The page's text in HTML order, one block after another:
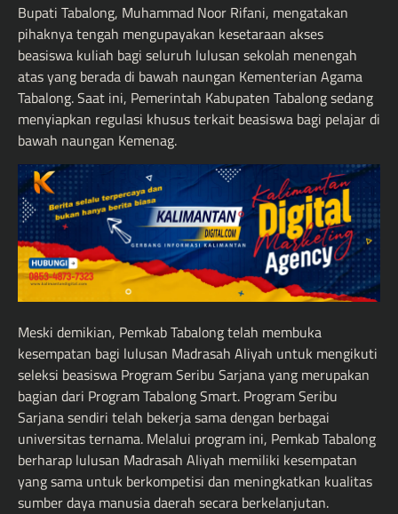
Bupati Tabalong, Muhammad Noor Rifani, mengatakan
pihaknya tengah mengupayakan kesetaraan akses
beasiswa kuliah bagi seluruh lulusan sekolah menengah
atas yang berada di bawah naungan Kementerian Agama
Tabalong. Saat ini, Pemerintah Kabupaten Tabalong sedang
menyiapkan regulasi khusus terkait beasiswa bagi pelajar di
bawah naungan Kemenag.
Meski demikian, Pemkab Tabalong telah membuka
kesempatan bagi lulusan Madrasah Aliyah untuk mengikuti
seleksi beasiswa Program Seribu Sarjana yang merupakan
bagian dari Program Tabalong Smart. Program Seribu
Sarjana sendiri telah bekerja sama dengan berbagai
universitas ternama. Melalui program ini, Pemkab Tabalong
berharap lulusan Madrasah Aliyah memiliki kesempatan
yang sama untuk berkompetisi dan meningkatkan kualitas
sumber daya manusia daerah secara berkelanjutan.